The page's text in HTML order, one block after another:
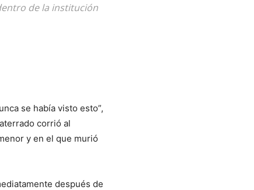
de la institución
se había visto esto”,
corrió al
y en el que murió
después de